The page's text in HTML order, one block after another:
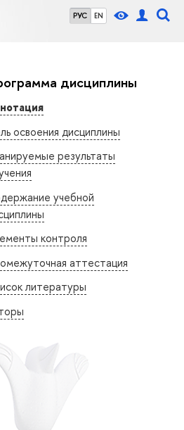
РУС EN
дисциплины
освоения дисциплины
результаты
учебной
контроля
аттестация
литературы